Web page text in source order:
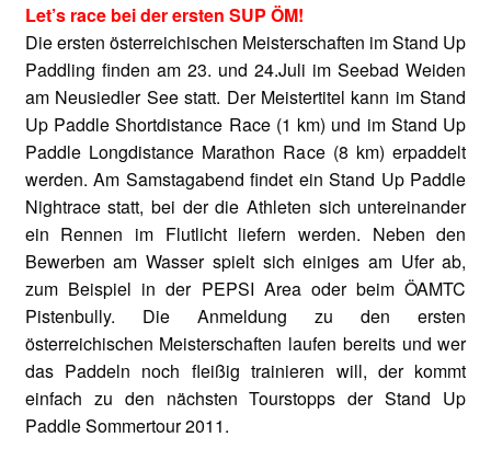
Let’s race bei der ersten SUP ÖM!
Die ersten österreichischen Meisterschaften im Stand Up
Paddling finden am 23. und 24.Juli im Seebad Weiden
am Neusiedler See statt. Der Meistertitel kann im Stand
Up Paddle Shortdistance Race (1 km) und im Stand Up
Paddle Longdistance Marathon Race (8 km) erpaddelt
werden. Am Samstagabend findet ein Stand Up Paddle
Nightrace statt, bei der die Athleten sich untereinander
ein Rennen im Flutlicht liefern werden. Neben den
Bewerben am Wasser spielt sich einiges am Ufer ab,
zum Beispiel in der PEPSI Area oder beim ÖAMTC
Pistenbully. Die Anmeldung zu den ersten
österreichischen Meisterschaften laufen bereits und wer
das Paddeln noch fleißig trainieren will, der kommt
einfach zu den nächsten Tourstopps der Stand Up
Paddle Sommertour 2011.